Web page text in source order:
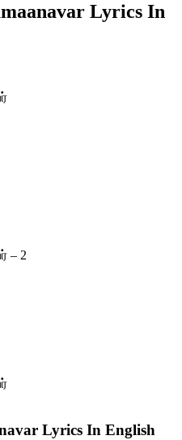
Lyrics In
2
Lyrics In English